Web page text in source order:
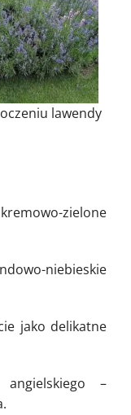
lawendy
zielone
niebieskie
jako delikatne
–